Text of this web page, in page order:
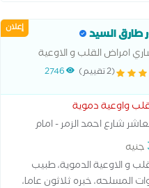
حالات المعقدة لامراض
رسم القلب بالمجهود علاج
فى الدم علاج قصور
عضلة القلب متابعة النشاط
متابعة ما بعد التوسيع
القلب مرض الشريان التاجي
إعلان طارق السيد
امراض القلب و الاوعية
(2 تقييم) 2746
واوعية دموية
شارع احمد الزمر - امام
جنيه
و الاوعية الدموية، طبيب
المسلحه، خبره ثلاثون عاما،